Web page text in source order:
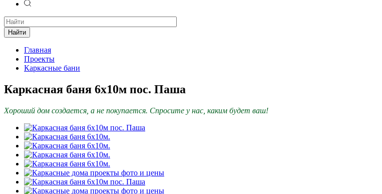
Найти
Главная
Проекты
Каркасные бани
Каркасная баня 6х10м пос. Паша
Хороший дом создается, а не покупается. Спросите у нас, каким будет ваш!